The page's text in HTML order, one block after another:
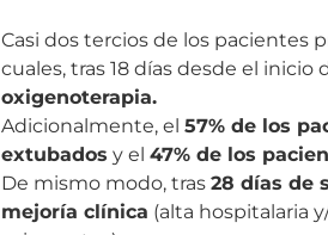
Casi dos tercios de los pacientes
cuales, tras 18 días desde el
oxigenoterapia.
Adicionalmente, el 57% de los
extubados y el 47% de los
De mismo modo, tras 28 días de
mejoría clínica (alta hospitalaria